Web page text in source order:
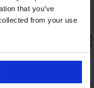
that you’ve
from your use
Katrin
3+1 GRATIS
Bestseller